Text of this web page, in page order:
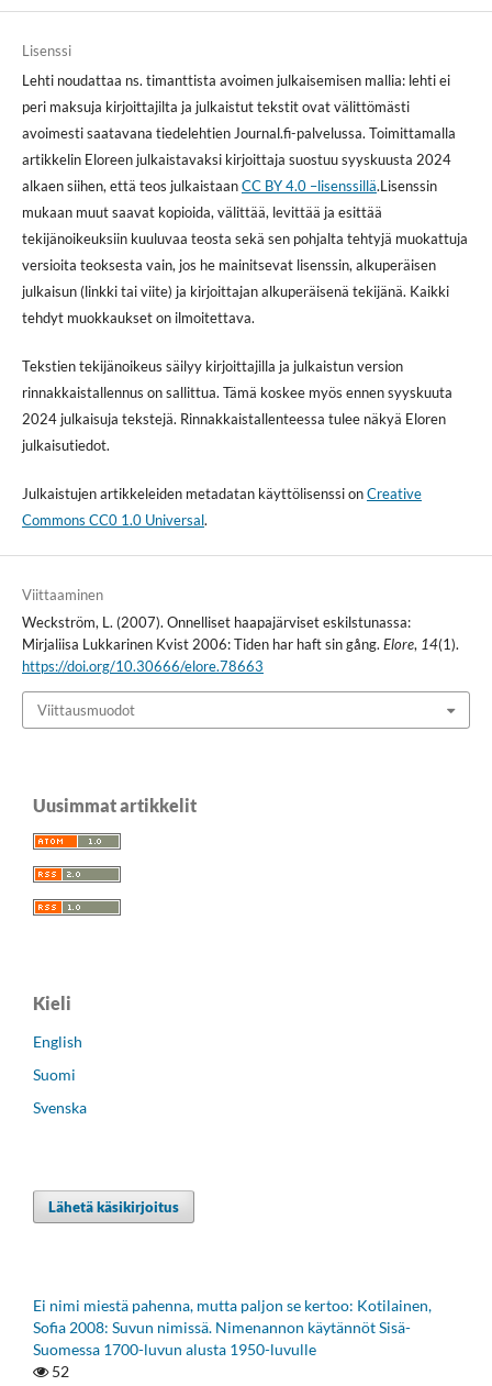
Lisenssi
Lehti noudattaa ns. timanttista avoimen julkaisemisen mallia: lehti ei
peri maksuja kirjoittajilta ja julkaistut tekstit ovat välittömästi
avoimesti saatavana tiedelehtien Journal.fi-palvelussa. Toimittamalla
artikkelin Eloreen julkaistavaksi kirjoittaja suostuu syyskuusta 2024
alkaen siihen, että teos julkaistaanCC BY 4.0 –lisenssillä.Lisenssin
mukaan muut saavat kopioida, välittää, levittää ja esittää
tekijänoikeuksiin kuuluvaa teosta sekä sen pohjalta tehtyjä muokattuja
versioita teoksesta vain, jos he mainitsevat lisenssin, alkuperäisen
julkaisun (linkki tai viite) ja kirjoittajan alkuperäisenä tekijänä. Kaikki
tehdyt muokkaukset on ilmoitettava.
Tekstien tekijänoikeus säilyy kirjoittajilla ja julkaistun version
rinnakkaistallennus on sallittua. Tämä koskee myös ennen syyskuuta
2024 julkaisuja tekstejä. Rinnakkaistallenteessa tulee näkyä Eloren
julkaisutiedot.
Julkaistujen artikkeleiden metadatan käyttölisenssi onCreative
Commons CC0 1.0 Universal.
Viittaaminen
Weckström, L. (2007). Onnelliset haapajärviset eskilstunassa:
Mirjaliisa Lukkarinen Kvist 2006: Tiden har haft sin gång. Elore, 14(1).
https://doi.org/10.30666/elore.78663
Viittausmuodot
Uusimmat artikkelit
Kieli
English
Suomi
Svenska
Lähetä käsikirjoitus
Ei nimi miestä pahenna, mutta paljon se kertoo: Kotilainen,
Sofia 2008: Suvun nimissä. Nimenannon käytännöt Sisä-
Suomessa 1700-luvun alusta 1950-luvulle
52